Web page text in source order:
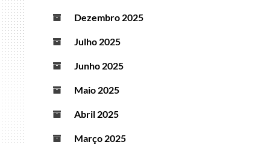
Dezembro 2025
Julho 2025
Junho 2025
Maio 2025
Abril 2025
Março 2025